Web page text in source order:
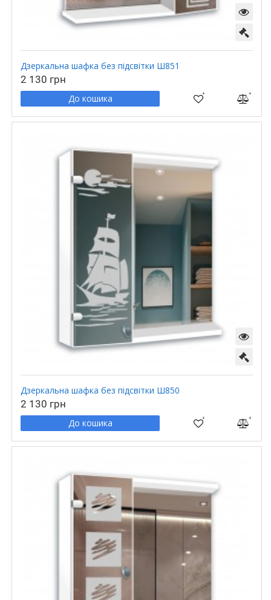
Дзеркальна шафка без підсвітки Ш851
2 130 грн
До кошика
Дзеркальна шафка без підсвітки Ш850
2 130 грн
До кошика